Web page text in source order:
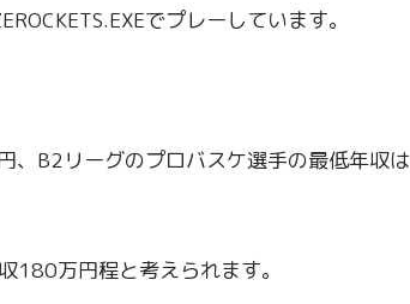
でプレーしています。
、B2リーグのプロバスケ選手の最低年収は
180万円程と考えられます。